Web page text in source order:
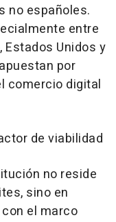
no españoles.
entre
Estados Unidos y
por
comercio digital
de viabilidad
no reside
sino en
el marco